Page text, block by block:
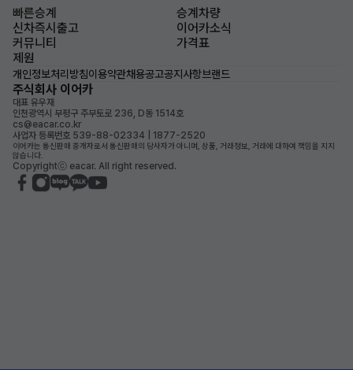
빠른승계
승계차량
신차즉시출고
이어카소식
커뮤니티
가격표
제원
개인정보처리방침이용약관채용공고공지사항브랜드
주식회사 이어카
대표 유우재
인천광역시 부평구 주부토로 236, D동 1514호
cs@eacar.co.kr
사업자 등록번호 539-88-02334 | 1877-2520
이어카는 통신판매 중개자로서 통신판매의 당사자가 아니며, 상품, 거래정보, 거래에 대하여 책임을 지지
않습니다.
Copyrightⓒ eacar. All right reserved.